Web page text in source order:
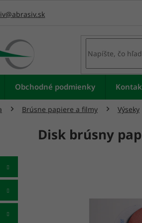
Obchodné podmienky
Brúsne papiere a filmy Výseky
Disk brúsny